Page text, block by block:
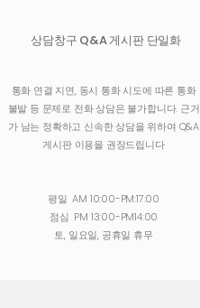
상담창구 Q&A 게시판 단일화
통화 연결 지연, 동시 통화 시도에 따른 통화
불발 등 문제로 전화 상담은 불가합니다. 근거
가 남는 정확하고 신속한 상담을 위하여 Q&A
게시판 이용을 권장드립니다
평일 AM 10:00-PM:17:00
점심 PM 13:00-PM14:00
토, 일요일, 공휴일 휴무